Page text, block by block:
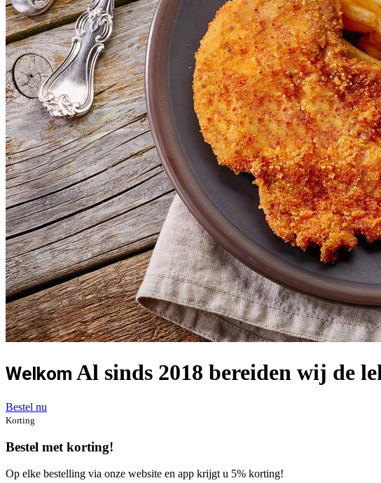
Welkom Al sinds 2018 bereiden wij de
Bestel nu
Korting
Bestel met korting!
Op elke bestelling via onze website en app krijgt u 5% korting!